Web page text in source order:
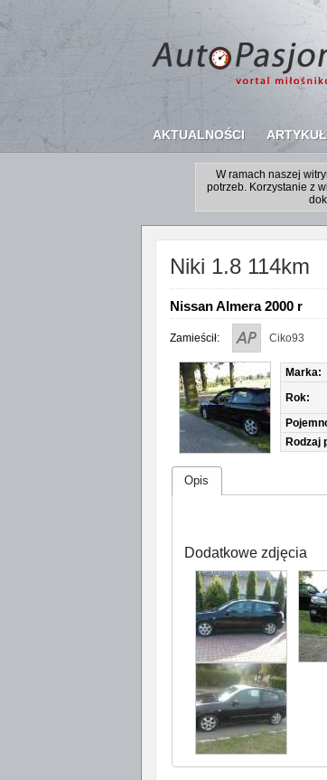
AKTUALNOŚCI
W ramach naszej
potrzeb. Korzystanie z
Niki 1.8 114km
Nissan Almera 2000 r
Zamieścił: Ciko93
Marka:
Rok:
Rodzaj
Opis
Dodatkowe zdjęcia